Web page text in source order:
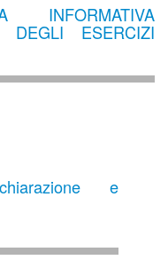
INFORMATIVA
ESERCIZI
e